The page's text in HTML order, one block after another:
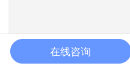
首页
在线咨询